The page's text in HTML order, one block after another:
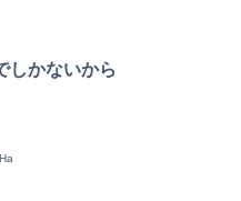
しかないから